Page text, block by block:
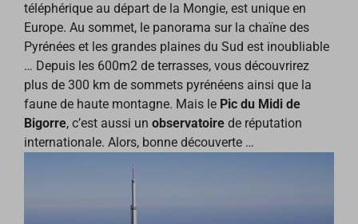
téléphérique au départ de la Mongie, est unique en
Europe. Au sommet, le panorama sur la chaïne des
Pyrénées et les grandes plaines du Sud est inoubliable
… Depuis les 600m2 de terrasses, vous découvrirez
plus de 300 km de sommets pyrénéens ainsi que la
faune de haute montagne. Mais le Pic du Midi de
Bigorre, c’est aussi un observatoire de réputation
internationale. Alors, bonne découverte …